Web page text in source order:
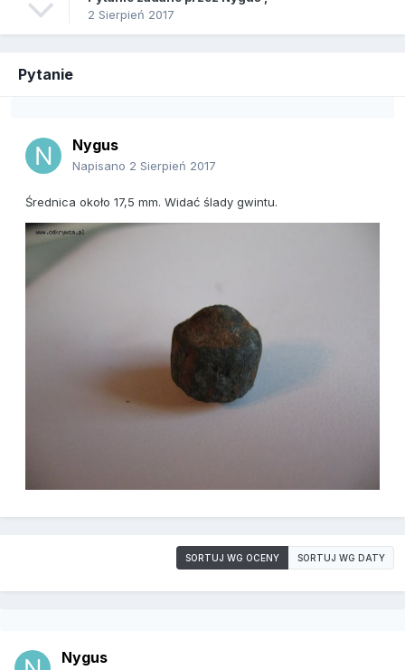
2 Sierpień 2017
Pytanie
Nygus
Napisano 2 Sierpień 2017
Średnica około 17,5 mm. Widać ślady gwintu.
SORTUJ WG OCENY SORTUJ WG DATY
Nygus